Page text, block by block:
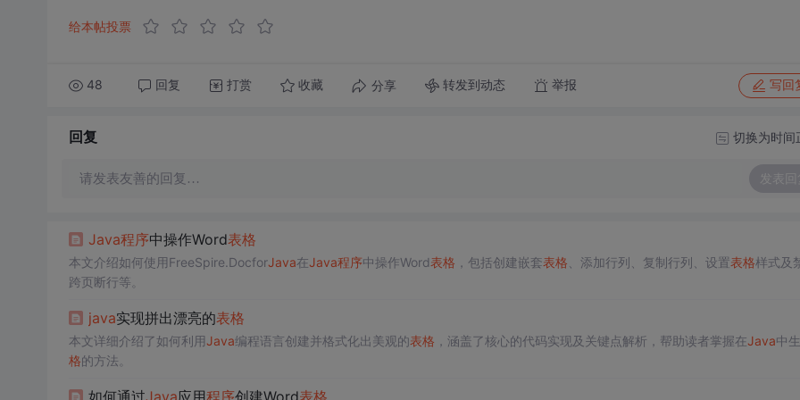
给本帖投票
48 回复 打赏 收藏 分享 转发到动态 举报 写回
回复 切换为时间
请发表友善的回复… 发表回
Java程序中操作Word表格
本文介绍如何使用FreeSpire.DocforJava在Java程序中操作Word表格 ，包括创建嵌套表格 、添加行列、复制行列、设置表格样式及
跨页断行等。
java实现拼出漂亮的表格
本文详细介绍了如何利用Java编程语言创建并格式化出美观的表格 ，涵盖了核心的代码实现及关键点解析，帮助读者掌握在Java中
格的方法。
如何通过Java应用程序创建Word表格